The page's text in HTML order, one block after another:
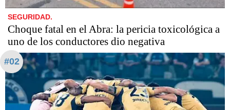
SEGURIDAD.
Choque fatal en el Abra: la pericia toxicológica a
uno de los conductores dio negativa
#02